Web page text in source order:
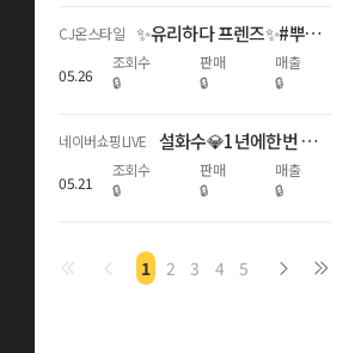
CJ온스타일 ✨유리하다 프렌즈✨#뿌리는 조명미스트! 동국제약 역작 CJ 최초론칭!
05.26
조회수
🔒
판매
🔒
매출
🔒
네이버쇼핑LIVE 설화수💎1년에한번 메가슈뷰위 최대혜택+Npay최대6%적립+한정판!
05.21
조회수
🔒
판매
🔒
매출
🔒
1 2 3 4 5